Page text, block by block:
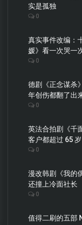
实是孤独
0
真实事件改编：
媛》看一次哭一
0
德剧《正念谋杀
年创伤都翻了出
0
英法合拍剧《千
客户都超过 65 岁
0
漫改韩剧《我的
还撞上冷面社长
0
值得二刷的五部